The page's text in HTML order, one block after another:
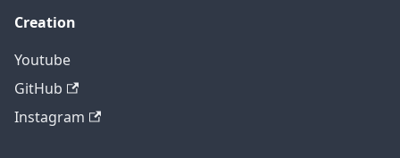
Creation
Youtube
GitHub
Instagram